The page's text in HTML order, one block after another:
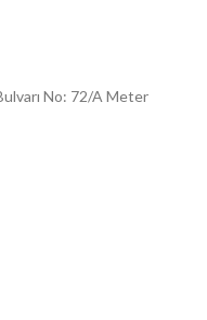
No: 72/A Meter